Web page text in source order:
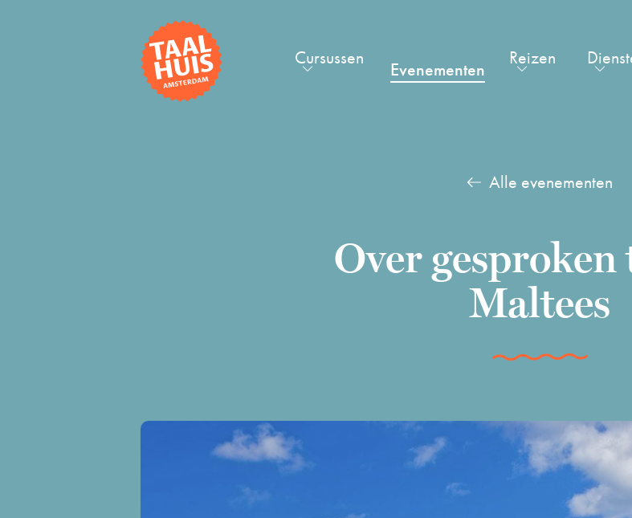
Cursussen Evenementen Reizen
Alle evenementen
Over gesproken
Maltees